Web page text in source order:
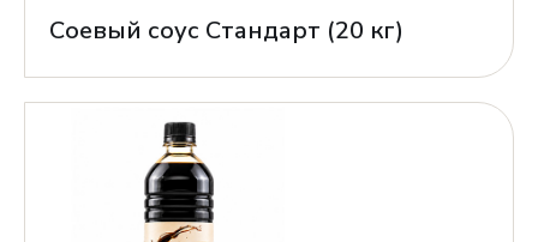
Соевый соус Стандарт (20 кг)